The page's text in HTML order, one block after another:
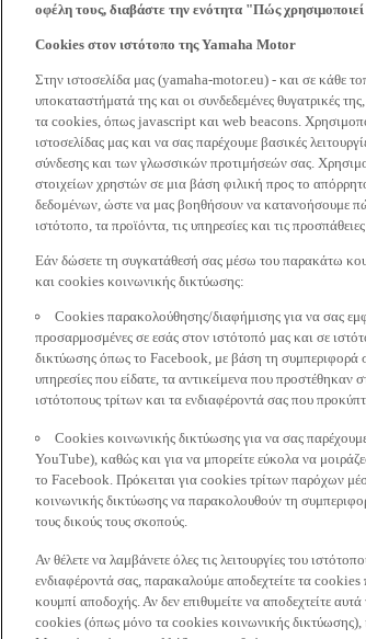
οφέλη τους, διαβάστε την ενότητα "Πώς
Cookies στον ιστότοπο της Yamaha Motor
Στην ιστοσελίδα μας (yamaha-motor.eu) - και σε κάθε
υποκαταστήματά της και οι συνδεδεμένες θυγατρικές
τα cookies, όπως javascript και web beacons.
ιστοσελίδας μας και να σας παρέχουμε βασικές
σύνδεσης και των γλωσσικών προτιμήσεών σας.
στοιχείων χρηστών σε μια βάση φιλική προς το
δεδομένων, ώστε να μας βοηθήσουν να κατανοήσουμε
ιστότοπο, τα προϊόντα, τις υπηρεσίες και τις
Εάν δώσετε τη συγκατάθεσή σας μέσω του παρακάτω
και cookies κοινωνικής δικτύωσης:
Cookies παρακολούθησης/διαφήμισης για να σας
προσαρμοσμένες σε εσάς στον ιστότοπό μας και σε
δικτύωσης όπως το Facebook, με βάση τη συμπεριφορά
υπηρεσίες που είδατε, τα αντικείμενα που
ιστότοπους τρίτων και τα ενδιαφέροντά σας που
Cookies κοινωνικής δικτύωσης για να σας
YouTube), καθώς και για να μπορείτε εύκολα να
το Facebook. Πρόκειται για cookies τρίτων παρόχων
κοινωνικής δικτύωσης να παρακολουθούν τη
τους δικούς τους σκοπούς.
Αν θέλετε να λαμβάνετε όλες τις λειτουργίες του
ενδιαφέροντά σας, παρακαλούμε αποδεχτείτε τα
κουμπί αποδοχής. Αν δεν επιθυμείτε να αποδεχτείτε
cookies (όπως μόνο τα cookies κοινωνικής δικτύωσης),